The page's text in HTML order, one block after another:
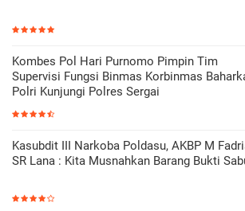
Kombes Pol Hari Purnomo Pimpin Tim
Supervisi Fungsi Binmas Korbinmas
Polri Kunjungi Polres Sergai
Kasubdit III Narkoba Poldasu, AKBP M
SR Lana : Kita Musnahkan Barang Bukti